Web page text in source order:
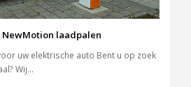
laadpalen
uw elektrische auto Bent u op zoek
Wij…